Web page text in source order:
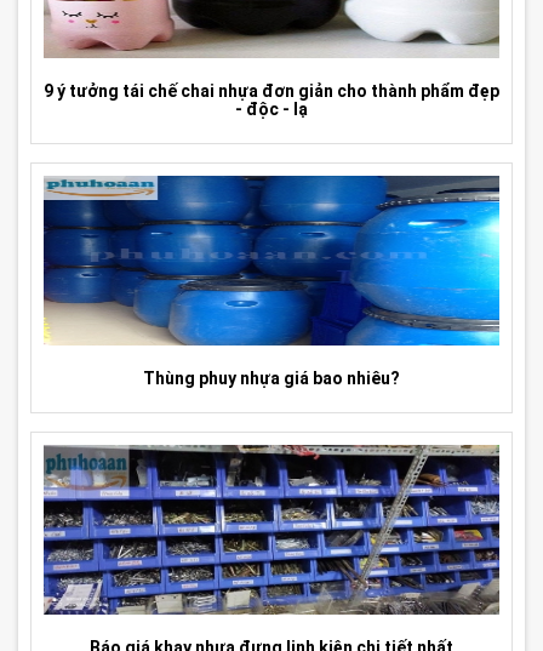
9 ý tưởng tái chế chai nhựa đơn giản cho thành phẩm đẹp
- độc - lạ
Thùng phuy nhựa giá bao nhiêu?
Báo giá khay nhựa đựng linh kiện chi tiết nhất